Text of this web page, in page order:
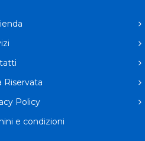
Riservata
Policy
e condizioni